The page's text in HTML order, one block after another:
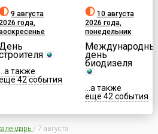
9 августа
2026 года,
...а также
42 события
10 августа
2026 года,
понедельник
день
биодизеля
...а также
еще 42 события
/ 7 августа